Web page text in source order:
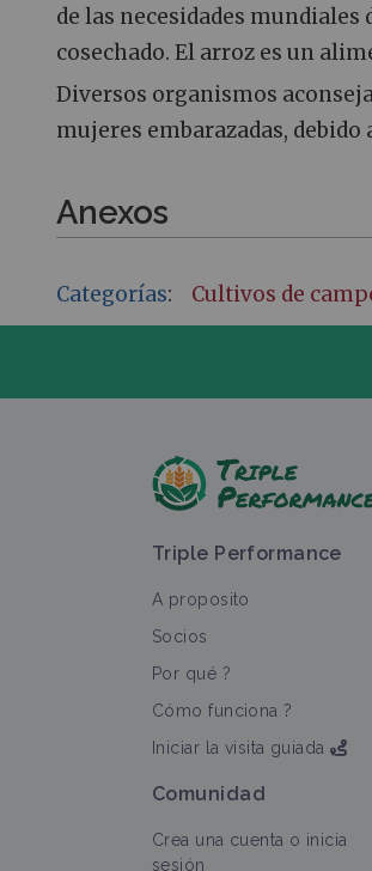
de las necesidades
cosechado. El arroz es un
Diversos organismos
mujeres embarazadas,
Anexos
Categorías: Cultivos de
Triple Performance
A proposito
Socios
Por qué ?
Cómo funciona ?
Iniciar la visita guiada
Comunidad
Crea una cuenta o inicia
sesión